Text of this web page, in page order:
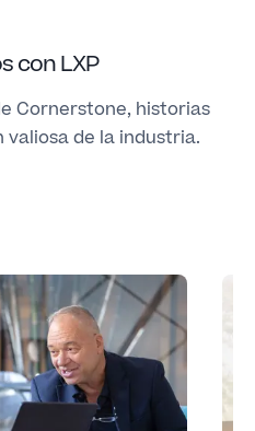
con LXP
Cornerstone, historias
de la industria.